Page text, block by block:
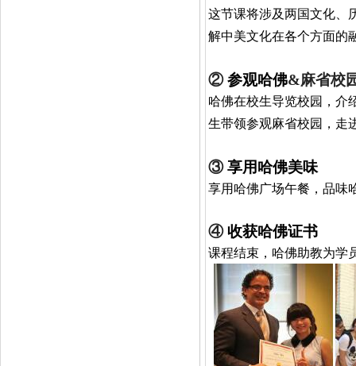
这节课将涉及两国文化、
解中美文化在各个方面的
② 参观哈佛&麻省校
哈佛在校生导览校园，介
生带领参观麻省校园，走
③ 享用哈佛美味
享用哈佛广场午餐，品味
④ 收获哈佛证书
课程结束，哈佛助教为学